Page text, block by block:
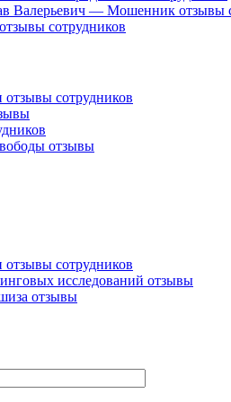
Валерьевич — Мошенник отзывы
сотрудников
отзывы сотрудников
отзывы
отзывы сотрудников
исследований отзывы
отзывы